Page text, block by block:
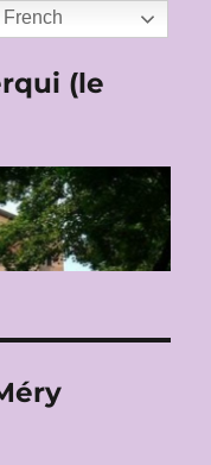
(le
French